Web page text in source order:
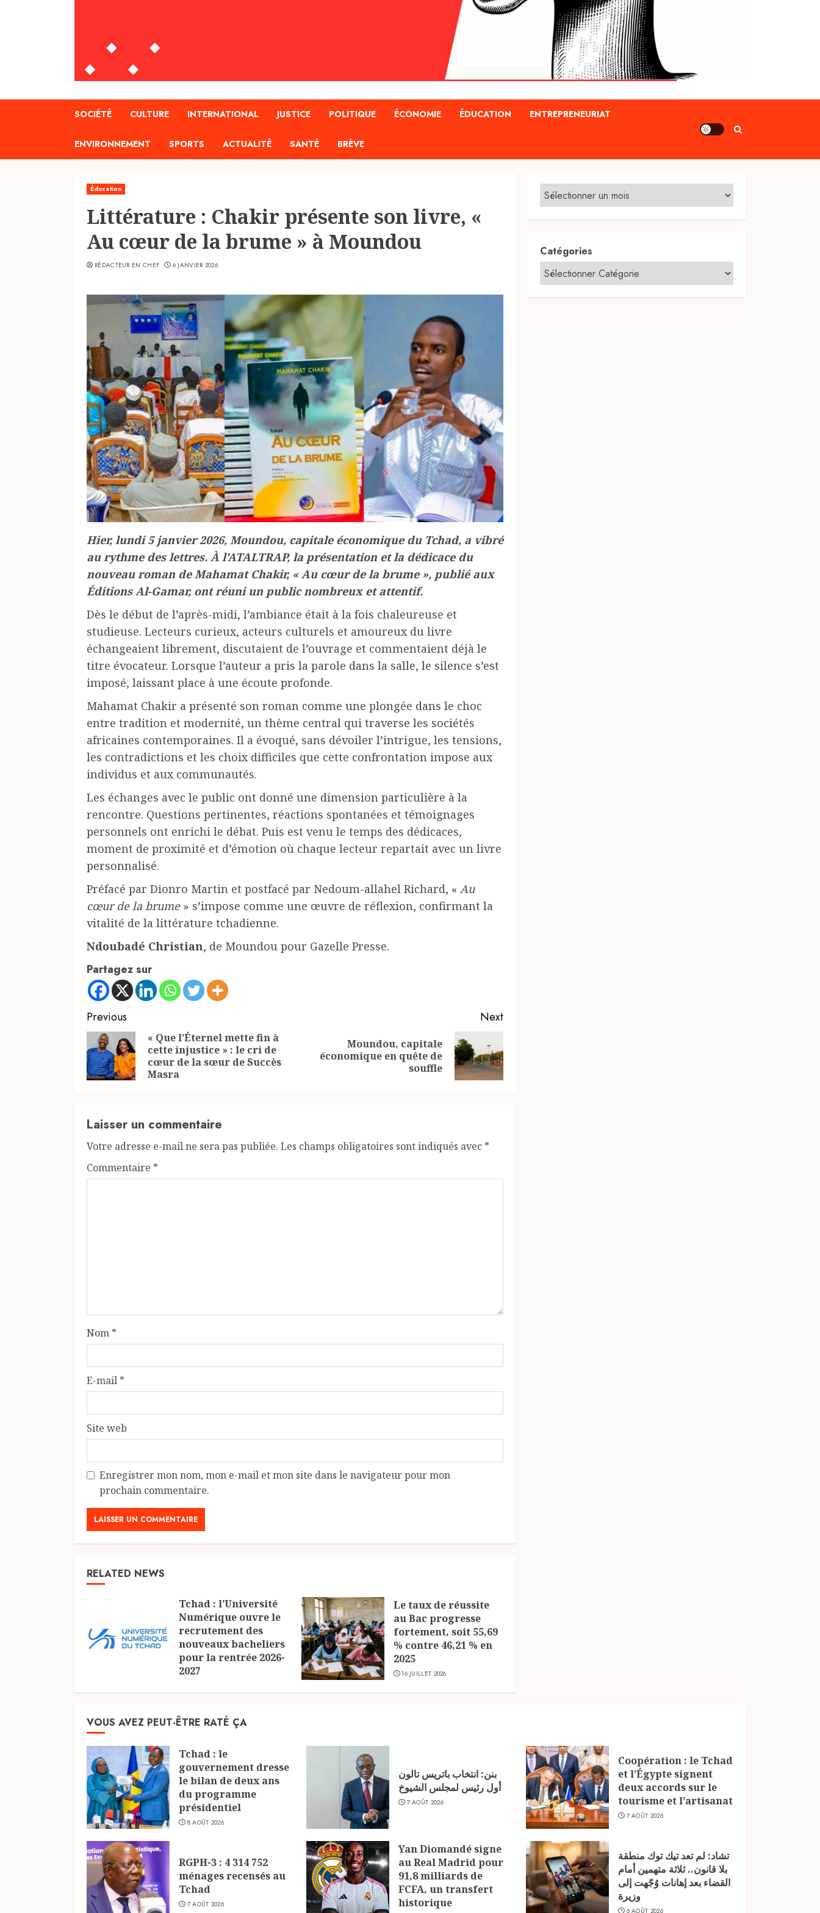
SOCIÉTÉ CULTURE INTERNATIONAL JUSTICE POLITIQUE ÉCONOMIE ÉDUCATION ENTREPRENEURIAT
ENVIRONNEMENT SPORTS ACTUALITÉ SANTÉ BRÈVE
Éducation
Littérature : Chakir présente son livre, «
Au cœur de la brume » à Moundou
RÉDACTEUR EN CHEF 6 JANVIER 2026
Hier, lundi 5 janvier 2026, Moundou, capitale économique du Tchad, a vibré
au rythme des lettres. À l’ATALTRAP, la présentation et la dédicace du
nouveau roman de Mahamat Chakir, « Au cœur de la brume », publié aux
Éditions Al-Gamar, ont réuni un public nombreux et attentif.
Dès le début de l’après-midi, l’ambiance était à la fois chaleureuse et
studieuse. Lecteurs curieux, acteurs culturels et amoureux du livre
échangeaient librement, discutaient de l’ouvrage et commentaient déjà le
titre évocateur. Lorsque l’auteur a pris la parole dans la salle, le silence s’est
imposé, laissant place à une écoute profonde.
Mahamat Chakir a présenté son roman comme une plongée dans le choc
entre tradition et modernité, un thème central qui traverse les sociétés
africaines contemporaines. Il a évoqué, sans dévoiler l’intrigue, les tensions,
les contradictions et les choix difficiles que cette confrontation impose aux
individus et aux communautés.
Les échanges avec le public ont donné une dimension particulière à la
rencontre. Questions pertinentes, réactions spontanées et témoignages
personnels ont enrichi le débat. Puis est venu le temps des dédicaces,
moment de proximité et d’émotion où chaque lecteur repartait avec un livre
personnalisé.
Préfacé par Dionro Martin et postfacé par Nedoum-allahel Richard, « Au
cœur de la brume» s’impose comme une œuvre de réflexion, confirmant la
vitalité de la littérature tchadienne.
Ndoubadé Christian, de Moundou pour Gazelle Presse.
Partagez sur
Continue
Reading
Previous
Previous
« Que l’Éternel mette fin à
cette injustice » : le cri de
cœur de la sœur de Succès
Masra
Next
Moundou, capitale
économique en quête de
souffle
Laisser un commentaire
Votre adresse e-mail ne sera pas publiée. Les champs obligatoires sont indiqués avec *
Commentaire *
Nom *
E-mail *
Site web
Enregistrer mon nom, mon e-mail et mon site dans le navigateur pour mon
prochain commentaire.
RELATED NEWS
Tchad : l’Université
Numérique ouvre le
recrutement des
nouveaux bacheliers
pour la rentrée 2026-
2027
Le taux de réussite
au Bac progresse
fortement, soit 55,69
% contre 46,21 % en
2025
16 JUILLET 2026
Catégories
VOUS AVEZ PEUT-ÊTRE RATÉ ÇA
Tchad : le
gouvernement dresse
le bilan de deux ans
du programme
présidentiel
8 AOÛT 2026
بنن: انتخاب باتريس تالون
أول رئيس لمجلس الشيوخ
7 AOÛT 2026
Coopération : le Tchad
et l’Égypte signent
deux accords sur le
tourisme et l’artisanat
7 AOÛT 2026
RGPH-3 : 4 314 752
ménages recensés au
Tchad
7 AOÛT 2026
Yan Diomandé signe
au Real Madrid pour
91,8 milliards de
FCFA, un transfert
historique
تشاد: لم تعد تيك توك منطقة
بلا قانون.. ثلاثة متهمين أمام
القضاء بعد إهانات وُجّهت إلى
وزيرة
6 AOÛT 2026